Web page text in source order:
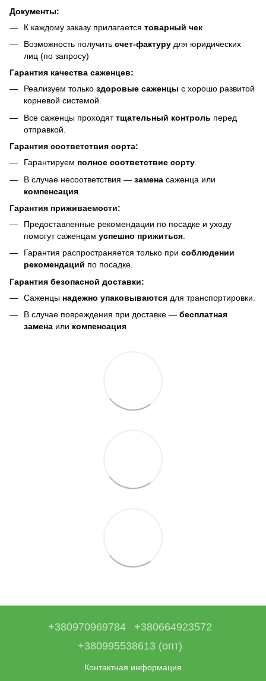
Документы:
К каждому заказу прилагается товарный чек
Возможность получить счет-фактуру для юридических
лиц (по запросу)
Гарантия качества саженцев:
Реализуем только здоровые саженцы с хорошо развитой
корневой системой.
Все саженцы проходяттщательный контроль перед
отправкой.
Гарантия соответствия сорта:
Гарантируем полное соответствие сорту
В случае несоответствия — замена саженца или
компенсация
Гарантия приживаемости:
Предоставленные рекомендации по посадке и уходу
помогут саженцам успешно прижиться
Гарантия распространяется только при соблюдении
рекомендаций по посадке.
Гарантия безопасной доставки:
Саженцы надежно упаковываются для транспортировки.
В случае повреждения при доставке — бесплатная
замена или компенсация
+380970969784
+380664923572
+380995538613 (опт)
Контактная информация